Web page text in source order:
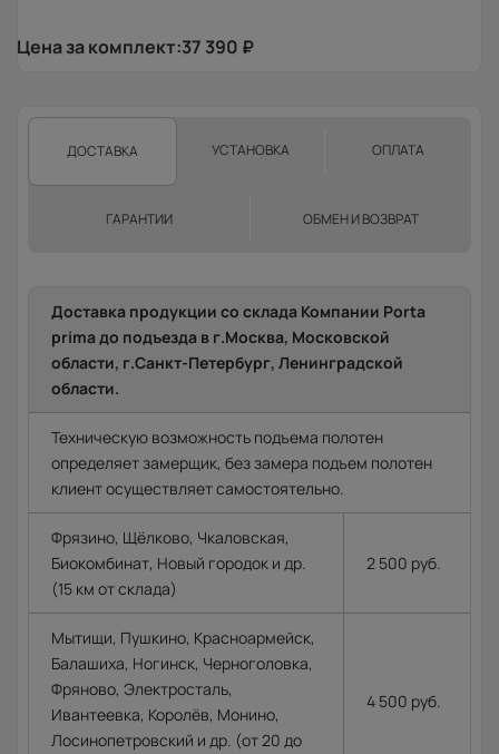
Цена за комплект:37 390 ₽
ДОСТАВКА УСТАНОВКА ОПЛАТА
ГАРАНТИИ ОБМЕН И ВОЗВРАТ
Доставка продукции со склада Компании Porta
prima до подъезда в г.Москва, Московской
области, г.Санкт-Петербург, Ленинградской
области.
Техническую возможность подъема полотен
определяет замерщик, без замера подъем полотен
клиент осуществляет самостоятельно.
Фрязино, Щёлково, Чкаловская,
Биокомбинат, Новый городок и др.
(15 км от склада)
2 500 руб.
Мытищи, Пушкино, Красноармейск,
Балашиха, Ногинск, Черноголовка,
Фряново, Электросталь,
Ивантеевка, Королёв, Монино,
Лосинопетровский и др. (от 20 до
4 500 руб.